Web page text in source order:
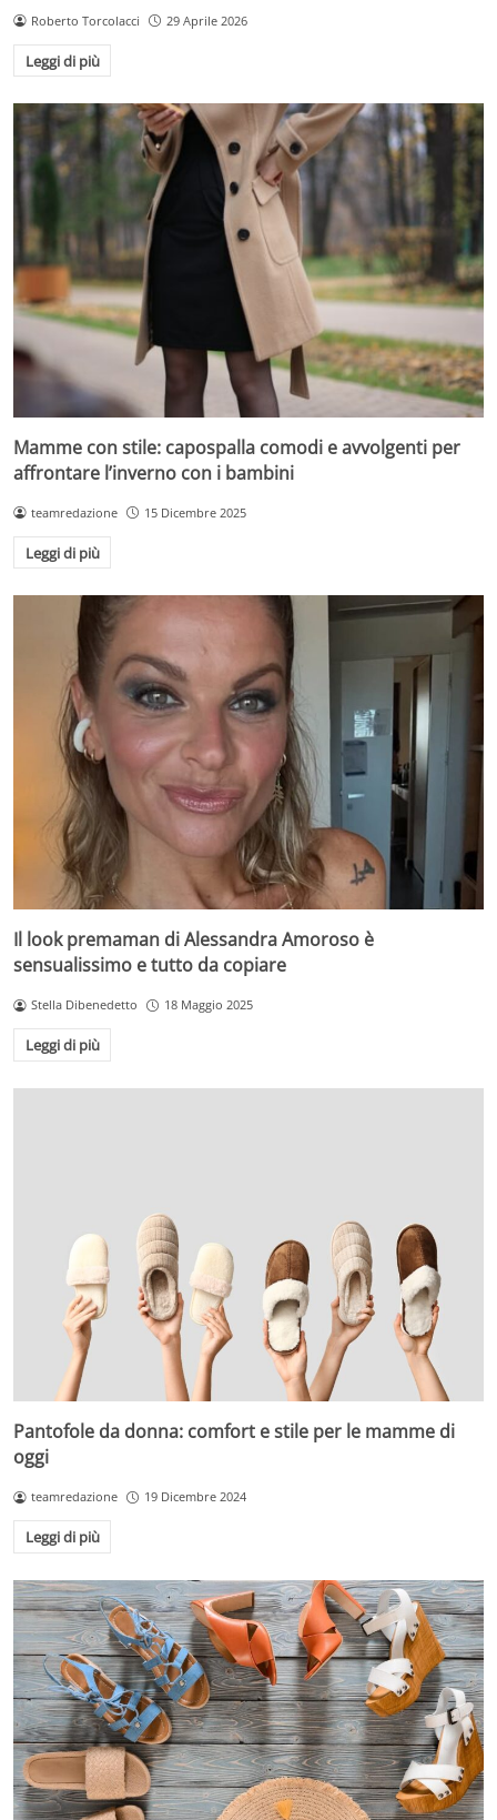
Roberto Torcolacci 29 Aprile 2026
Leggi di più
Mamme con stile: capospalla comodi e avvolgenti per
affrontare l’inverno con i bambini
teamredazione 15 Dicembre 2025
Leggi di più
Il look premaman di Alessandra Amoroso è
sensualissimo e tutto da copiare
Stella Dibenedetto 18 Maggio 2025
Leggi di più
Pantofole da donna: comfort e stile per le mamme di
oggi
teamredazione 19 Dicembre 2024
Leggi di più